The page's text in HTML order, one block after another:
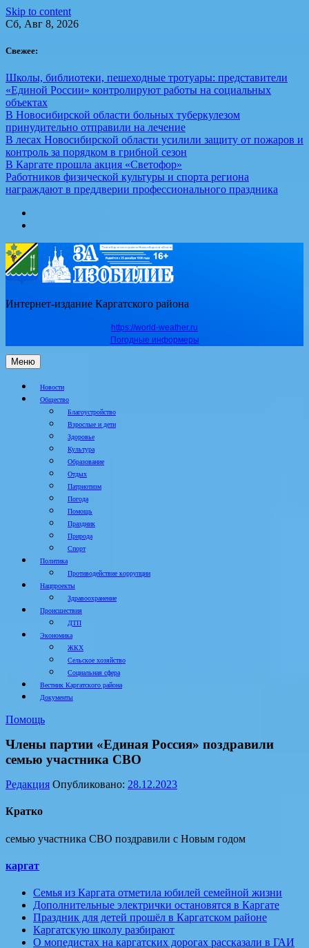
Skip to content
Сб, Авг 8, 2026
Свежее:
Школы, библиотеки, пешеходные тротуары: представители
«Единой России» контролируют работы на социальных
объектах
В Новосибирской области больных туберкулезом
принудительно отправили на лечение
В лесах Новосибирской области усилили защиту от пожаров и
контроль за порядком в грибной сезон
В Каргате прошла акция «Светофор»
Работников физической культуры и спорта региона
награждают в преддверии профессионального праздника
Интернет-издание Каргатского района
https://world-weather.ru
Погодные информеры
Меню
Новости
Общество
Благоустройство
Взрослые и дети
Здоровье
Культура
Образование
Отдых
Патриотизм
Погода
Помощь
Праздник
Природа
Спорт
Политика
Противодействие коррупции
Нацпроекты
Здравоохранение
Происшествия
ДТП
Экономика
ЖКХ
Сельское хозяйство
Социальная сфера
Вестник Каргатского района
Документы
Помощь
Члены партии «Единая Россия» поздравили
семью участника СВО
Редакция Опубликовано: 28.12.2023
Кратко
семью участника СВО поздравили с Новым годом
каргат
Семья из Каргата отметила юбилей семейной жизни
Дополнительные электрички остановятся в Каргате
Праздник для детей прошёл в Каргатском районе
Каргатскую школу разбирают
О мопедистах на каргатских дорогах рассказали в ГАИ